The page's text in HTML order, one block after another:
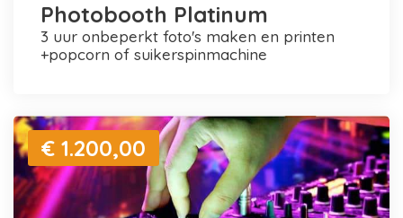
Photobooth Platinum
3 uur onbeperkt foto's maken en printen
+popcorn of suikerspinmachine
€ 1.200,00